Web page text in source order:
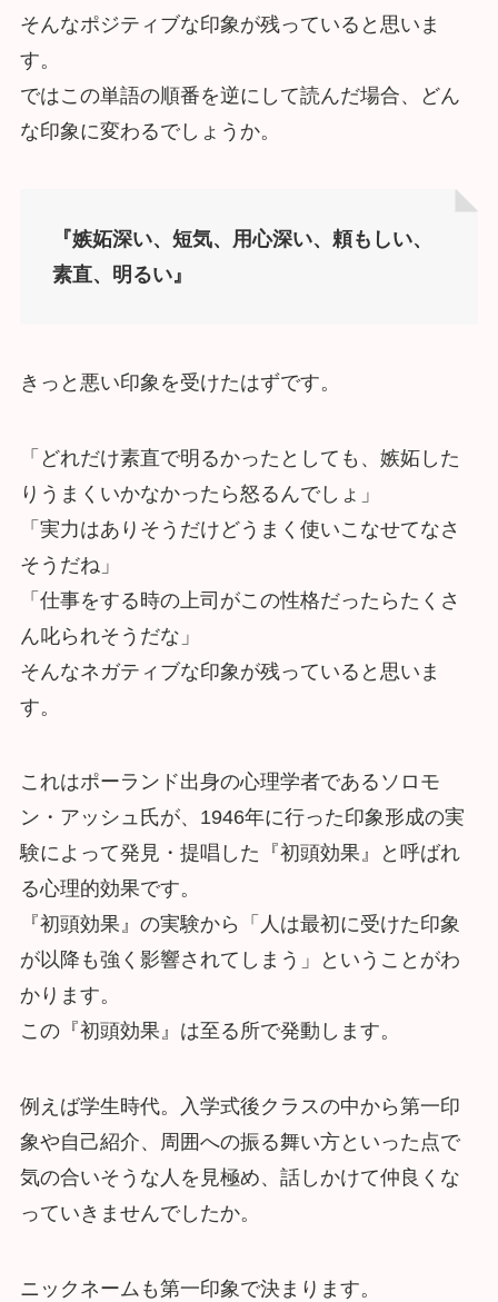
そんなポジティブな印象が残っていると思いま
す。
ではこの単語の順番を逆にして読んだ場合、どん
な印象に変わるでしょうか。
『嫉妬深い、短気、用心深い、頼もしい、
素直、明るい』
きっと悪い印象を受けたはずです。
「どれだけ素直で明るかったとしても、嫉妬した
りうまくいかなかったら怒るんでしょ」
「実力はありそうだけどうまく使いこなせてなさ
そうだね」
「仕事をする時の上司がこの性格だったらたくさ
ん叱られそうだな」
そんなネガティブな印象が残っていると思いま
す。
これはポーランド出身の心理学者であるソロモ
ン・アッシュ氏が、1946年に行った印象形成の実
験によって発見・提唱した『初頭効果』と呼ばれ
る心理的効果です。
『初頭効果』の実験から「人は最初に受けた印象
が以降も強く影響されてしまう」ということがわ
かります。
この『初頭効果』は至る所で発動します。
例えば学生時代。入学式後クラスの中から第一印
象や自己紹介、周囲への振る舞い方といった点で
気の合いそうな人を見極め、話しかけて仲良くな
っていきませんでしたか。
ニックネームも第一印象で決まります。